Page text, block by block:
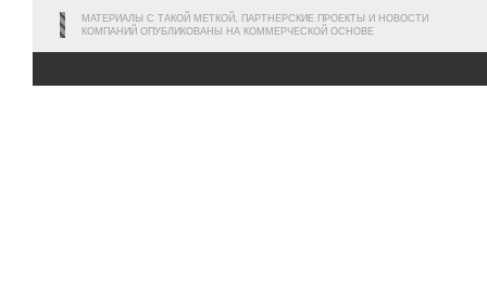
МАТЕРИАЛЫ С ТАКОЙ МЕТКОЙ, ПАРТНЕРСКИЕ ПРОЕКТЫ И НОВОСТИ
КОМПАНИЙ ОПУБЛИКОВАНЫ НА КОММЕРЧЕСКОЙ ОСНОВЕ